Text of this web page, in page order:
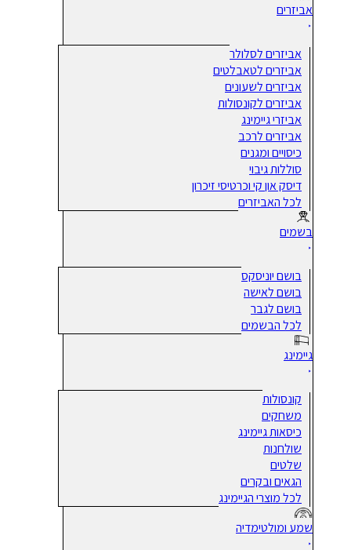
אביזרים
אביזרים לסלולר
אביזרים לטאבלטים
אביזרים לשעונים
אביזרים לקונסולות
אביזרי גיימינג
אביזרים לרכב
כיסויים ומגנים
סוללות גיבוי
דיסק און קי וכרטיסי זיכרון
לכל האביזרים
בשמים
בושם יוניסקס
בושם לאישה
בושם לגבר
לכל הבשמים
גיימינג
קונסולות
משחקים
כיסאות גיימינג
שולחנות
שלטים
הגאים ובקרים
לכל מוצרי הגיימינג
שמע ומולטימדיה